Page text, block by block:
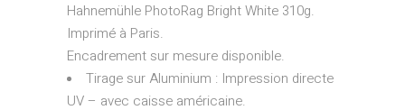
Hahnemühle PhotoRag Bright White 310g.
Imprimé à Paris.
Encadrement sur mesure disponible.
Tirage sur Aluminium : Impression directe
UV – avec caisse américaine.